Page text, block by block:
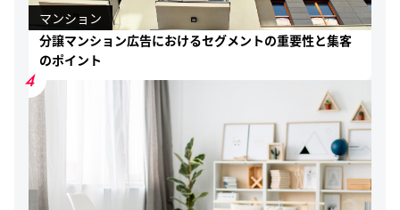
マンション
分譲マンション広告におけるセグメントの重要性と集客
のポイント
4